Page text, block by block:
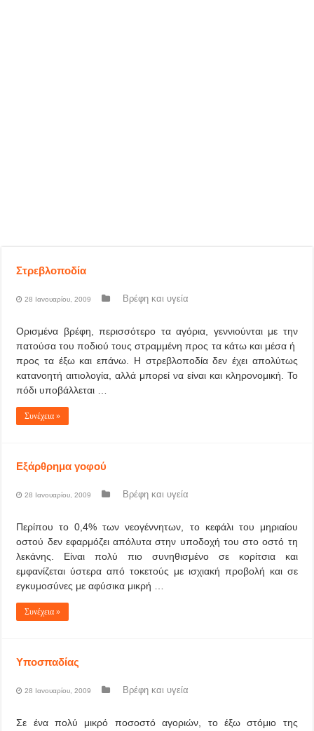
Στρεβλοποδία
28 Ιανουαρίου, 2009 Βρέφη και υγεία
Ορισμένα βρέφη, περισσότερο τα αγόρια, γεννιούνται με την
πατούσα του ποδιού τους στραμμένη προς τα κάτω και μέσα ή
προς τα έξω και επάνω. Η στρεβλοποδία δεν έχει απολύτως
κατανοητή αιτιολογία, αλλά μπορεί να είναι και κληρονομική. Το
πόδι υποβάλλεται …
Συνέχεια »
Εξάρθρημα γοφού
28 Ιανουαρίου, 2009 Βρέφη και υγεία
Περίπου το 0,4% των νεογέννητων, το κεφάλι του μηριαίου
οστού δεν εφαρμόζει απόλυτα στην υποδοχή του στο οστό τη
λεκάνης. Είναι πολύ πιο συνηθισμένο σε κορίτσια και
εμφανίζεται ύστερα από τοκετούς με ισχιακή προβολή και σε
εγκυμοσύνες με αφύσικα μικρή …
Συνέχεια »
Υποσπαδίας
28 Ιανουαρίου, 2009 Βρέφη και υγεία
Σε ένα πολύ μικρό ποσοστό αγοριών, το έξω στόμιο της